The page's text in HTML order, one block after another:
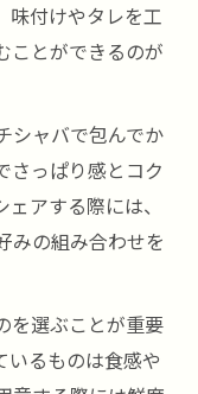
味付けやタレを工
ことができるのが
シャバで包んでか
さっぱり感とコク
アする際には、
みの組み合わせを
を選ぶことが重要
いるものは食感や